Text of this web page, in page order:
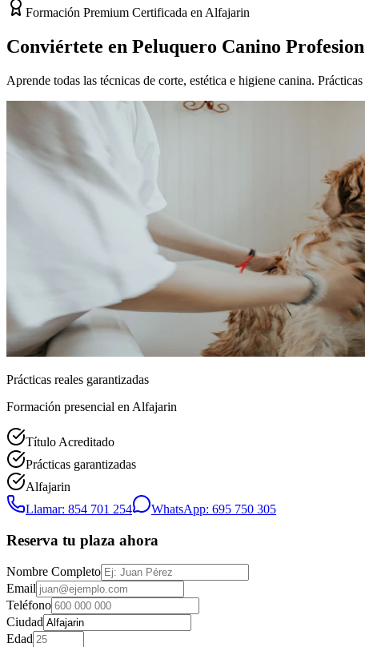
Formación Premium Certificada en Alfajarin
Conviértete en Peluquero Canino
Aprende todas las técnicas de corte, estética e higiene canina.
Prácticas reales garantizadas
Formación presencial en Alfajarin
Título Acreditado
Prácticas garantizadas
Alfajarin
Llamar: 854 701 254
WhatsApp: 695 750 305
Reserva tu plaza ahora
Nombre Completo
Email
Teléfono
Ciudad
Edad